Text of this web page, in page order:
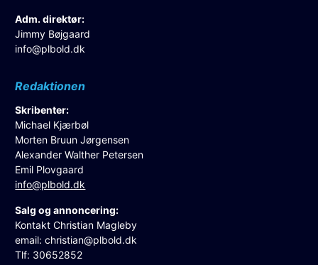
Adm. direktør:
Jimmy Bøjgaard
info@plbold.dk
Redaktionen
Skribenter:
Michael Kjærbøl
Morten Bruun Jørgensen
Alexander Walther Petersen
Emil Plovgaard
info@plbold.dk
Salg og annoncering:
Kontakt Christian Magleby
email:christian@plbold.dk
Tlf: 30652852